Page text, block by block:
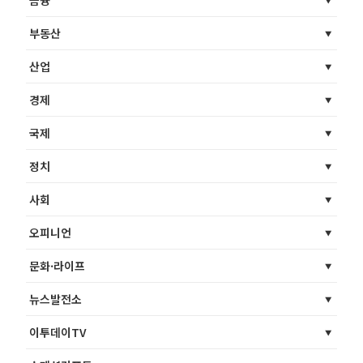
부동산
산업
경제
국제
정치
사회
오피니언
문화·라이프
뉴스발전소
이투데이TV